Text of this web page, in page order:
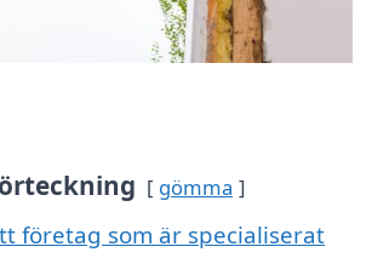
gömma
företag som är specialiserat